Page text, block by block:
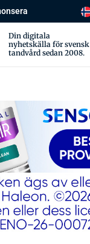
Din digitala
nyhetskälla för svensk
tandvård sedan 2008.